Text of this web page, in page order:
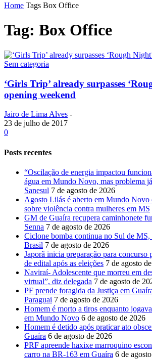
Home Tags Box Office
Tag: Box Office
Sem categoria
‘Girls Trip’ already surpasses
opening weekend
Jairo de Lima Alves -
23 de julho de 2017
0
Posts recentes
“Oscilação de energia impactou
água em Mundo Novo, mas problema
Sanesul 7 de agosto de 2026
Agosto Lilás é aberto em Mundo Novo
sobre violência contra mulheres em MS
GM de Guaíra recupera caminhonete
Senna 7 de agosto de 2026
Ciclone bomba continua no Sul de MS,
Brasil 7 de agosto de 2026
Japorã inicia preparação para concurso
de edital após as eleições 7 de agosto
Naviraí- Adolescente que morreu em
virtual”, diz delegada 7 de agosto de
PF prende foragida da Justiça em
Paraguai 7 de agosto de 2026
Homem é morto a tiros enquanto
em Mundo Novo 6 de agosto de 2026
Homem é detido após praticar ato
Guaíra 6 de agosto de 2026
PRF apreende haxixe marroquino
carro na BR-163 em Guaíra 6 de